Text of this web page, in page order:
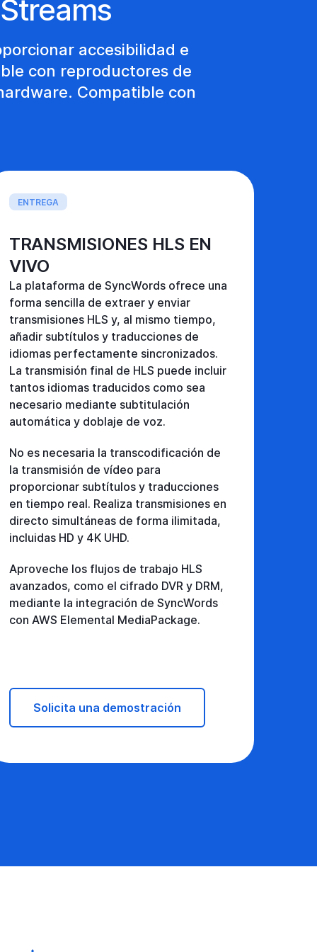
accesibilidad e
con reproductores de
Compatible con
ENTREGA
TRANSMISIONES HLS EN
VIVO
La plataforma de SyncWords ofrece una
forma sencilla de extraer y enviar
transmisiones HLS y, al mismo tiempo,
añadir subtítulos y traducciones de
idiomas perfectamente sincronizados.
La transmisión final de HLS puede incluir
tantos idiomas traducidos como sea
necesario mediante subtitulación
automática y doblaje de voz.
No es necesaria la transcodificación de
la transmisión de vídeo para
proporcionar subtítulos y traducciones
en tiempo real. Realiza transmisiones en
directo simultáneas de forma ilimitada,
incluidas HD y 4K UHD.
Aproveche los flujos de trabajo HLS
avanzados, como el cifrado DVR y DRM,
mediante la integración de SyncWords
con AWS Elemental MediaPackage.
Solicita una demostración